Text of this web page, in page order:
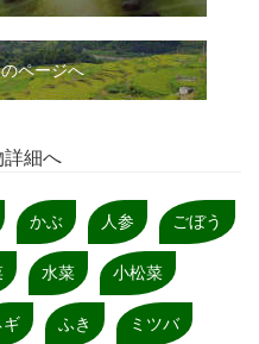
ページへ
詳細へ
かぶ 人参 ごぼう
水菜 小松菜
ギ ふき ミツバ